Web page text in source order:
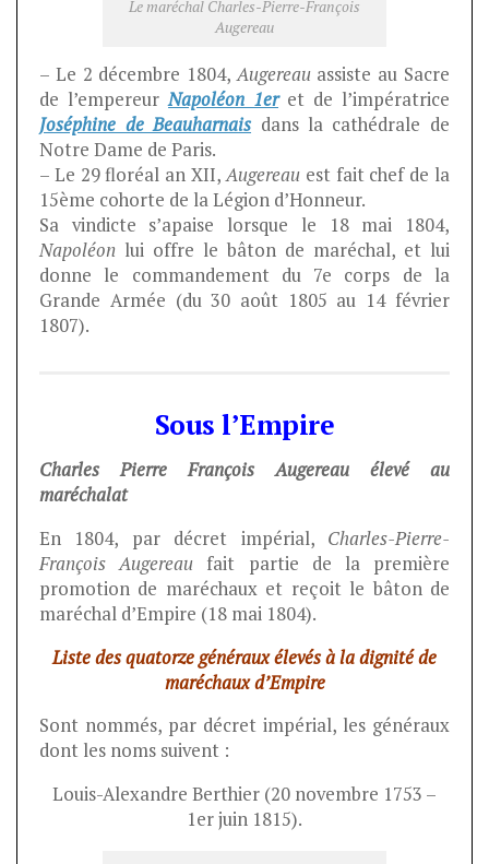
Le maréchal Charles-Pierre-François
Augereau
– Le 2 décembre 1804,Augereauassiste au Sacre
de l’empereurNapoléon 1eret de l’impératrice
Joséphine de Beauharnais dans la cathédrale de
Notre Dame de Paris.
– Le 29 floréal an XII,Augereauest fait chef de la
15ème cohorte de la Légion d’Honneur.
Sa vindicte s’apaise lorsque le 18 mai 1804,
Napoléon lui offre le bâton de maréchal, et lui
donne le commandement du 7e corps de la
Grande Armée (du 30 août 1805 au 14 février
1807).
Sous l’Empire
Charles Pierre François Augereau élevé au
maréchalat
En 1804, par décret impérial, Charles-Pierre-
François Augereau fait partie de la première
promotion de maréchaux et reçoit le bâton de
maréchal d’Empire (18 mai 1804).
Liste des quatorze généraux élevés à la dignité de
maréchaux d’Empire
Sont nommés, par décret impérial, les généraux
dont les noms suivent :
Louis-Alexandre Berthier (20 novembre 1753 –
1er juin 1815).